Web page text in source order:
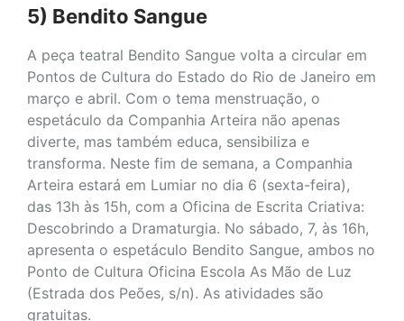
5) Bendito Sangue
A peça teatral Bendito Sangue volta a circular em
Pontos de Cultura do Estado do Rio de Janeiro em
março e abril. Com o tema menstruação, o
espetáculo da Companhia Arteira não apenas
diverte, mas também educa, sensibiliza e
transforma. Neste fim de semana, a Companhia
Arteira estará em Lumiar no dia 6 (sexta-feira),
das 13h às 15h, com a Oficina de Escrita Criativa:
Descobrindo a Dramaturgia. No sábado, 7, às 16h,
apresenta o espetáculo Bendito Sangue, ambos no
Ponto de Cultura Oficina Escola As Mão de Luz
(Estrada dos Peões, s/n). As atividades são
gratuitas.